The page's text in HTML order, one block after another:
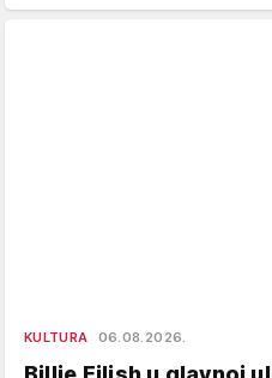
KULTURA 06.08.2026.